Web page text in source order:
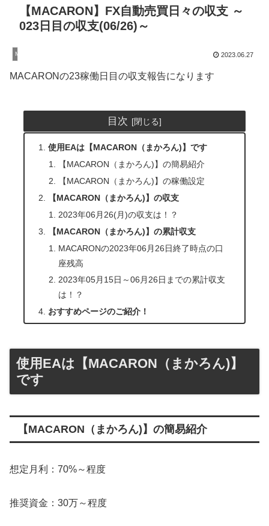
【MACARON】FX自動売買日々の収支 ～
023日目の収支(06/26)～
MACARON(まかろん) 2023.06.27
MACARONの23稼働日目の収支報告になります
目次
使用EAは【MACARON（まかろん)】です
【MACARON（まかろん)】の簡易紹介
【MACARON（まかろん)】の稼働設定
【MACARON（まかろん)】の収支
2023年06月26(月)の収支は！？
【MACARON（まかろん)】の累計収支
MACARONの2023年06月26日終了時点の口
座残高
2023年05月15日～06月26日までの累計収支
は！？
おすすめページのご紹介！
使用EAは【MACARON（まかろん)】
です
【MACARON（まかろん)】の簡易紹介
想定月利：70%～程度
推奨資金：30万～程度